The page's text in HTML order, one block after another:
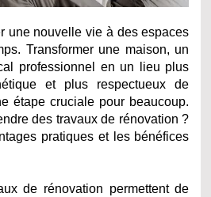
une nouvelle vie à des espaces
Transformer une maison, un
professionnel en un lieu plus
et plus respectueux de
étape cruciale pour beaucoup.
des travaux de rénovation ?
pratiques et les bénéfices
de rénovation permettent de